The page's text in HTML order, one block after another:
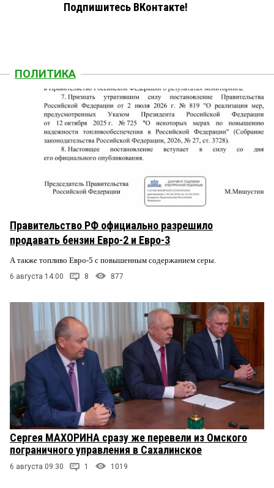
Подпишитесь ВКонтакте!
ПОЛИТИКА
Правительство РФ официально разрешило
продавать бензин Евро-2 и Евро-3
А также топливо Евро-5 с повышенным содержанием серы.
6 августа 14:00 8 877
Сергея МАХОРИНА сразу же перевели из Омского
пограничного управления в Сахалинское
6 августа 09:30 1 1019